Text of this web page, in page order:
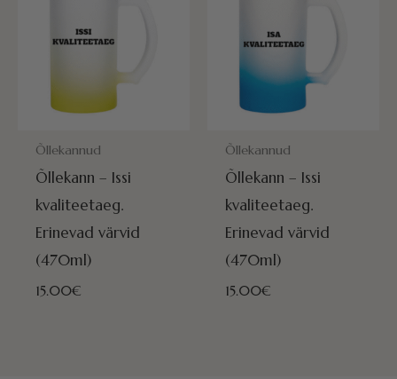
POSTITAMISEKS VALMIS HOMME!
Õllekannud
Õllekann – Issi
kvaliteetaeg.
Erinevad värvid
(470ml)
15.00€
POSTITAMISEKS VALMIS
Õllekannud
Õllekann – Issi
kvaliteetaeg.
Erinevad värvid
(470ml)
15.00€